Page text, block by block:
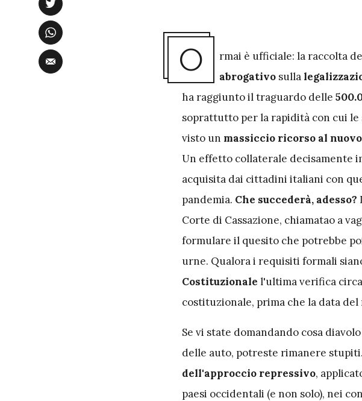
O rmai è ufficiale: la raccolta
abrogativo sulla
ha raggiunto il traguardo delle
soprattutto per la rapidità con cui
visto un massiccio ricorso al
Un effetto collaterale decisamente
acquisita dai cittadini italiani con
pandemia. Che succederà, adesso?
Corte di Cassazione, chiamatao a
formulare il quesito che potrebbe
urne. Qualora i requisiti formali
Costituzionale l'ultima verifica
costituzionale, prima che la data
Se vi state domandando cosa
delle auto, potreste rimanere
dell'approccio repressivo,
paesi occidentali (e non solo), nei